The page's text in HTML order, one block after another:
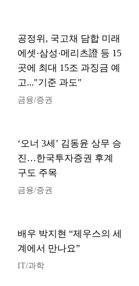
공정위, 국고채 담합 미래
에셋·삼성·메리츠證 등 15
곳에 최대 15조 과징금 예
고..."기준 과도"
금융/증권
‘오너 3세’ 김동윤 상무 승
진…한국투자증권 후계
구도 주목
금융/증권
배우 박지현 “제우스의 세
계에서 만나요”
IT/과학